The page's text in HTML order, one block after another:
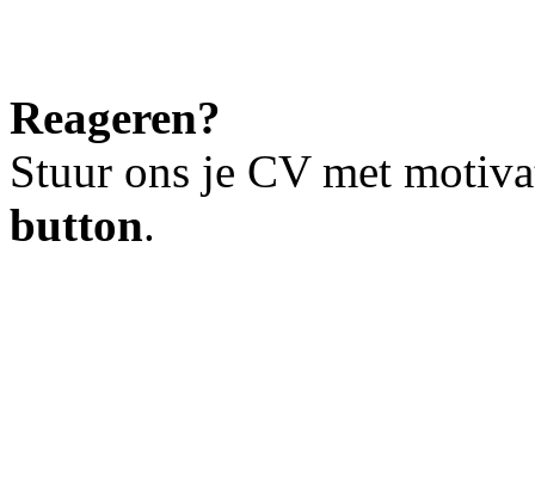
Reageren?
Stuur ons je CV met
button.